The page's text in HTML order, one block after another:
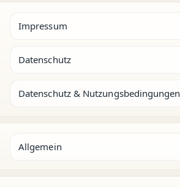
Impressum
Datenschutz
Datenschutz & Nutzungsbedingungen
Allgemein